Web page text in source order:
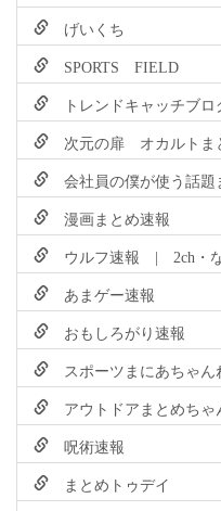
げいくち
SPORTS FIELD
トレンドキャッチブロ
次元の扉 オカルトま
会社員の僕が使う話題
漫画まとめ速報
ウルフ速報 | 2ch・な
あまゲー速報
おもしろがり速報
スポーツまにあちゃん
アウトドアまとめちゃ
呪術速報
まとめトゥデイ